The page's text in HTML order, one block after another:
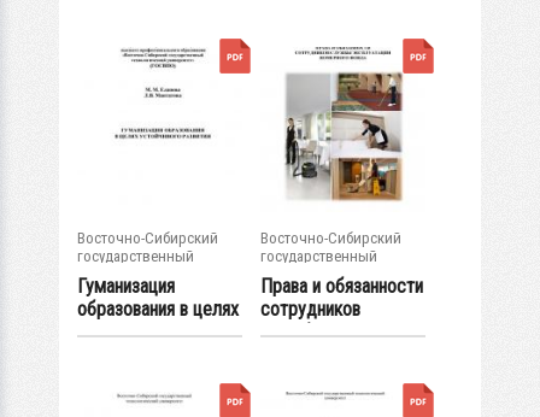
Восточно-Сибирский
государственный
университет...
Гуманизация
образования в целях
устойчивого...
Восточно-Сибирский
государственный
университет...
Права и обязанности
сотрудников
службы...